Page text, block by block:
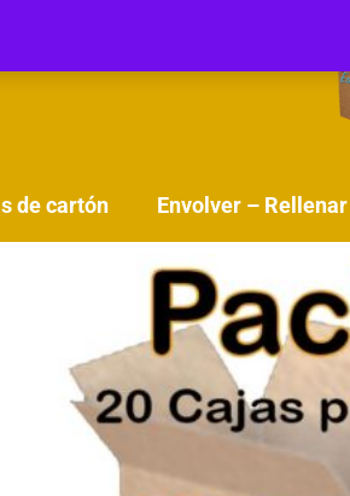
de cartón Envolver – Rellenar